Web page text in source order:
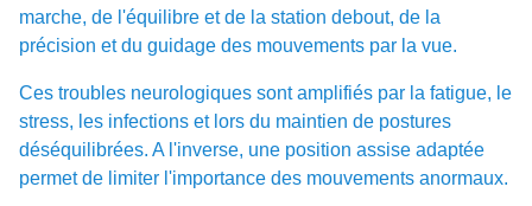
marche, de l'équilibre et de la station debout, de la
précision et du guidage des mouvements par la vue.
Ces troubles neurologiques sont amplifiés par la fatigue, le
stress, les infections et lors du maintien de postures
déséquilibrées. A l'inverse, une position assise adaptée
permet de limiter l'importance des mouvements anormaux.